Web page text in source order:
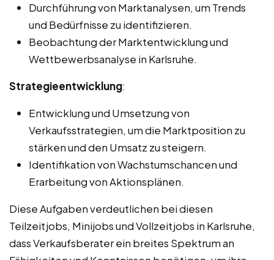
Durchführung von Marktanalysen, um Trends
und Bedürfnisse zu identifizieren.
Beobachtung der Marktentwicklung und
Wettbewerbsanalyse in Karlsruhe.
Strategieentwicklung:
Entwicklung und Umsetzung von
Verkaufsstrategien, um die Marktposition zu
stärken und den Umsatz zu steigern.
Identifikation von Wachstumschancen und
Erarbeitung von Aktionsplänen.
Diese Aufgaben verdeutlichen bei diesen
Teilzeitjobs, Minijobs und Vollzeitjobs in Karlsruhe,
dass Verkaufsberater ein breites Spektrum an